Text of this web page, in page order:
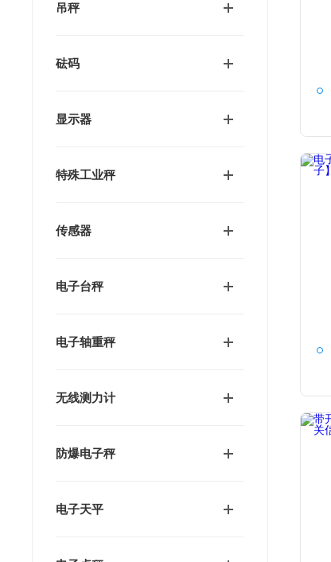
吊秤
砝码
显示器
特殊工业秤
传感器
电子台秤
电子轴重秤
无线测力计
防爆电子秤
电子天平